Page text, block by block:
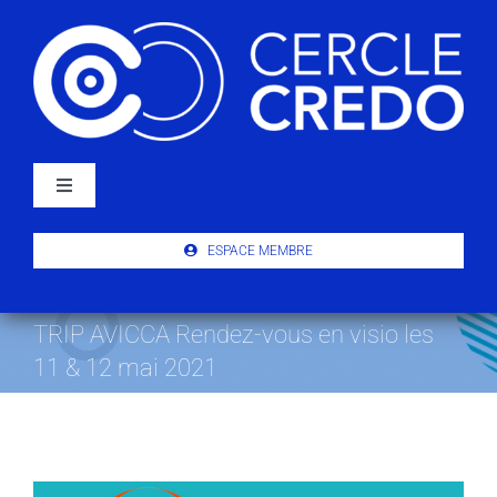
contenu
Navigation
bascule
ACTUALITÉS
PUBLICATIONS
ESPACE MEMBRE
TRIP AVICCA Rendez-vous en visio les
11 & 12 mai 2021